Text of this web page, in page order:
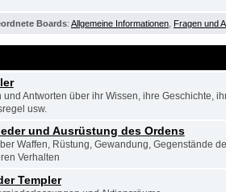
Boards: Allgemeine Informationen Fragen und
und Antworten über ihr Wissen, ihre Geschichte,
usw.
und Ausrüstung des Ordens
Waffen, Rüstung, Gewandung, Gegenstände
Verhalten
Templer